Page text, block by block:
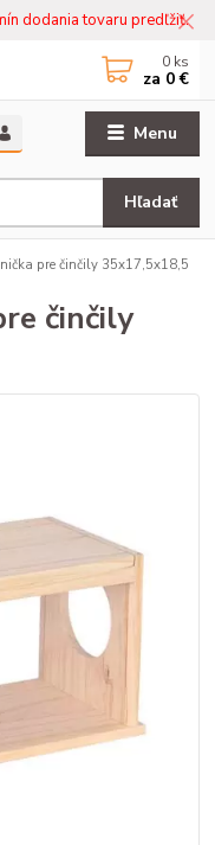
dodania tovaru predľžiť.
Menu
Hľadať
0 ks
za 0 €
pre činčily 35x17,5x18,5
činčily